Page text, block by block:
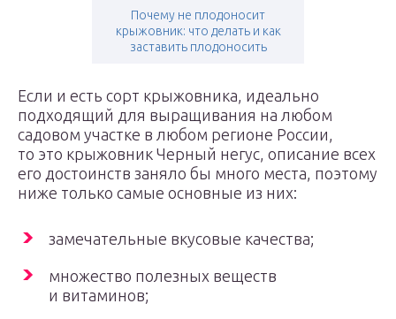
Почему не плодоносит
крыжовник: что делать и как
заставить плодоносить
Если и есть сорт крыжовника, идеально
подходящий для выращивания на любом
садовом участке в любом регионе России,
то это крыжовник Черный негус, описание всех
его достоинств заняло бы много места, поэтому
ниже только самые основные из них:
замечательные вкусовые качества;
множество полезных веществ
и витаминов;